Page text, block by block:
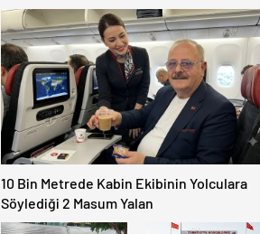
BÜYÜK
RAHATLAMA:
DEREKÖY HAFİF
TİCARİ ARAÇLARA
AÇILIYOR!
Avrupalı Türkler
Karayollarına Akın
Etti, Gümrükler
Kilitlendi!
10 Bin Metrede Kabin Ekibinin Yolculara
Söylediği 2 Masum Yalan